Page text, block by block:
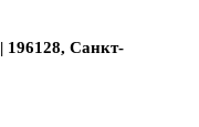
| 196128, Санкт-